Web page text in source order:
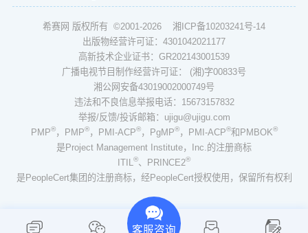
希赛网 版权所有 ©2001-2026 湘ICP备10203241号-14
出版物经营许可证：4301042021177
高新技术企业证书：GR202143001539
广播电视节目制作经营许可证： (湘)字00833号
湘公网安备43019002000749号
违法和不良信息举报电话：15673157832
举报/反馈/投诉邮箱：ujigu@ujigu.com
PMP®，PMP®，PMI-ACP®，PgMP®，PMI-ACP®和PMBOK®
是Project Management Institute，Inc.的注册商标
ITIL®、PRINCE2®
是PeopleCert集团的注册商标，经PeopleCert授权使用，保留所有权利
客服咨询